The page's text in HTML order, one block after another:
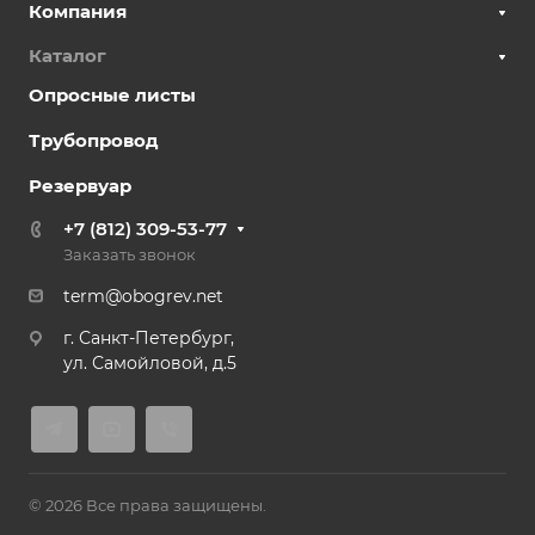
взрывозащиты
X
Максимальное
до 750 В
до 109 А
Габаритные
размеры
2,1 кг
Гарантия
Компания
Каталог
Опросные листы
Трубопровод
Резервуар
+7 (812) 309-53-77
Заказать звонок
term@obogrev.net
г. Санкт-Петербург,
ул. Самойловой, д.5
© 2026 Все права защищены.